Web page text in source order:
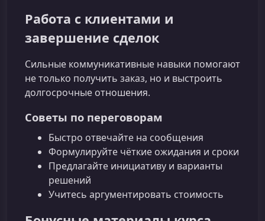
Работа с клиентами и
завершение сделок
Сильные коммуникативные навыки помогают
не только получить заказ, но и выстроить
долгосрочные отношения.
Советы по переговорам
Быстро отвечайте на сообщения
Формулируйте чёткие ожидания и сроки
Предлагайте инициативу и варианты
решений
Учитесь аргументировать стоимость